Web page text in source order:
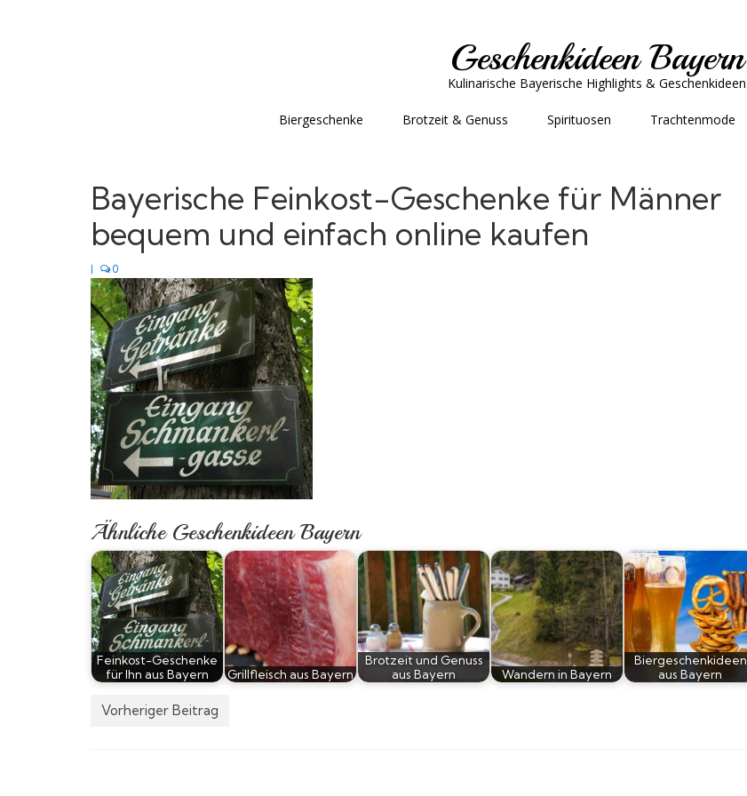
Geschenkideen Bayern
Kulinarische Bayerische Highlights & Geschenkideen
Biergeschenke Brotzeit & Genuss Spirituosen Trachtenmode
Bayerische Feinkost-Geschenke für Männer
bequem und einfach online kaufen
0
Ähnliche Geschenkideen Bayern
Feinkost-Geschenke
für Ihn aus Bayern
Grillfleisch aus Bayern
Brotzeit und Genuss
aus Bayern
Wandern in Bayern
Biergeschenkideen
aus Bayern
Vorheriger Beitrag